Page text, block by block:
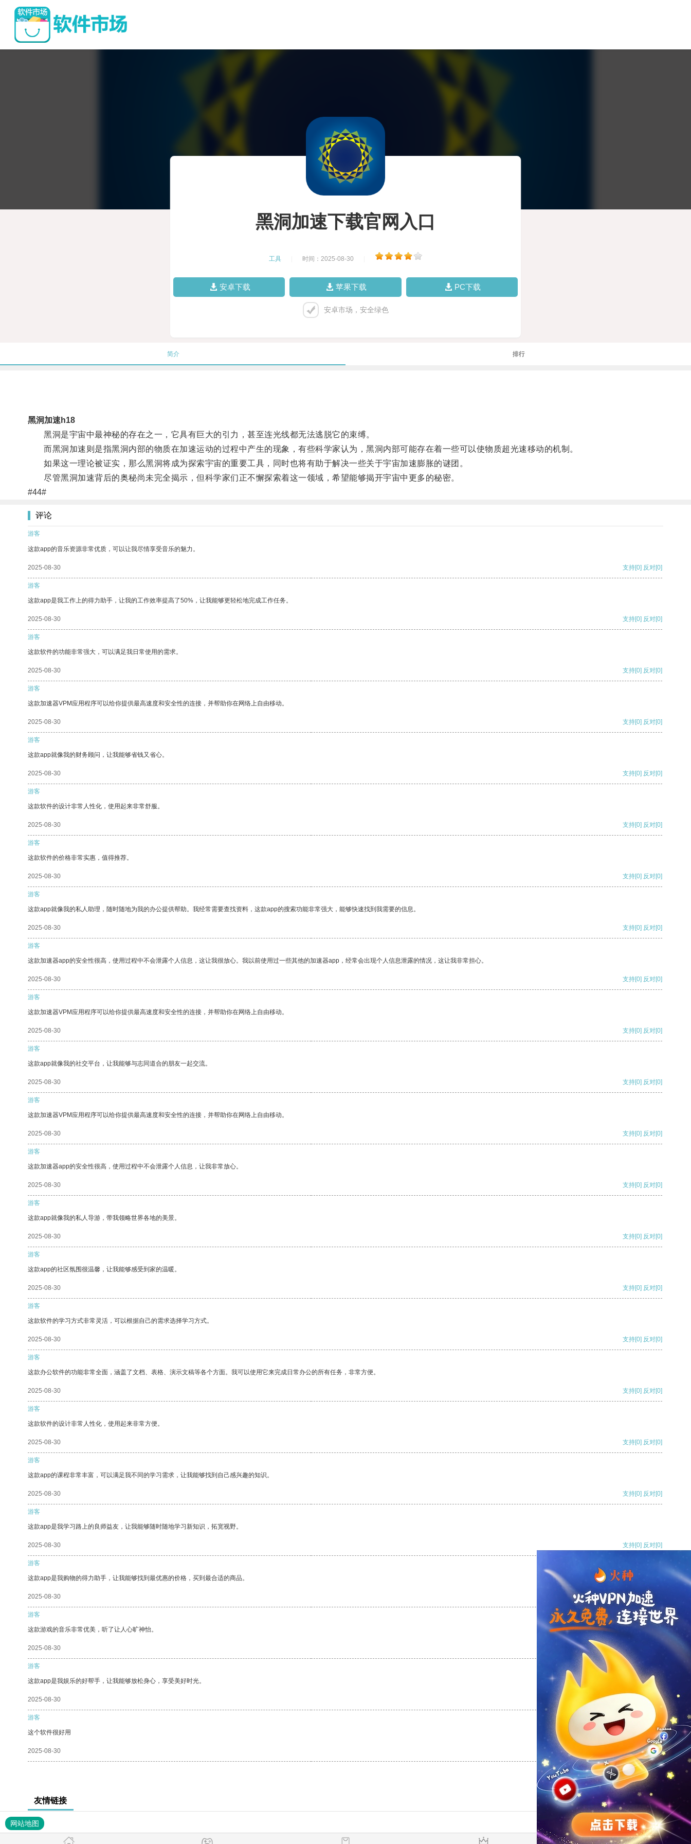
黑洞加速下载官网入口
工具 时间：2025-08-30
安卓下载 苹果下载 PC下载
安卓市场，安全绿色
简介 排行
黑洞加速h18
黑洞是宇宙中最神秘的存在之一，它具有巨大的引力，甚至连光线都无法逃脱它的束缚。
而黑洞加速则是指黑洞内部的物质在加速运动的过程中产生的现象，有些科学家认为，黑洞内部可能存在着一些可以使物质超光速移动的机制。
如果这一理论被证实，那么黑洞将成为探索宇宙的重要工具，同时也将有助于解决一些关于宇宙加速膨胀的谜团。
尽管黑洞加速背后的奥秘尚未完全揭示，但科学家们正不懈探索着这一领域，希望能够揭开宇宙中更多的秘密。
#44#
评论
游客
这款app的音乐资源非常优质，可以让我尽情享受音乐的魅力。
2025-08-30 支持[0] 反对[0]
游客
这款app是我工作上的得力助手，让我的工作效率提高了50%，让我能够更轻松地完成工作任务。
2025-08-30 支持[0] 反对[0]
游客
这款软件的功能非常强大，可以满足我日常使用的需求。
2025-08-30 支持[0] 反对[0]
游客
这款加速器VPM应用程序可以给你提供最高速度和安全性的连接，并帮助你在网络上自由移动。
2025-08-30 支持[0] 反对[0]
游客
这款app就像我的财务顾问，让我能够省钱又省心。
2025-08-30 支持[0] 反对[0]
游客
这款软件的设计非常人性化，使用起来非常舒服。
2025-08-30 支持[0] 反对[0]
游客
这款软件的价格非常实惠，值得推荐。
2025-08-30 支持[0] 反对[0]
游客
这款app就像我的私人助理，随时随地为我的办公提供帮助。我经常需要查找资料，这款app的搜索功能非常强大，能够快速找到我需要的信息。
2025-08-30 支持[0] 反对[0]
游客
这款加速器app的安全性很高，使用过程中不会泄露个人信息，这让我很放心。我以前使用过一些其他的加速器app，经常会出现个人信息泄露的情况，这让我非常担心。
2025-08-30 支持[0] 反对[0]
游客
这款加速器VPM应用程序可以给你提供最高速度和安全性的连接，并帮助你在网络上自由移动。
2025-08-30 支持[0] 反对[0]
游客
这款app就像我的社交平台，让我能够与志同道合的朋友一起交流。
2025-08-30 支持[0] 反对[0]
游客
这款加速器VPM应用程序可以给你提供最高速度和安全性的连接，并帮助你在网络上自由移动。
2025-08-30 支持[0] 反对[0]
游客
这款加速器app的安全性很高，使用过程中不会泄露个人信息，让我非常放心。
2025-08-30 支持[0] 反对[0]
游客
这款app就像我的私人导游，带我领略世界各地的美景。
2025-08-30 支持[0] 反对[0]
游客
这款app的社区氛围很温馨，让我能够感受到家的温暖。
2025-08-30 支持[0] 反对[0]
游客
这款软件的学习方式非常灵活，可以根据自己的需求选择学习方式。
2025-08-30 支持[0] 反对[0]
游客
这款办公软件的功能非常全面，涵盖了文档、表格、演示文稿等各个方面。我可以使用它来完成日常办公的所有任务，非常方便。
2025-08-30 支持[0] 反对[0]
游客
这款软件的设计非常人性化，使用起来非常方便。
2025-08-30 支持[0] 反对[0]
游客
这款app的课程非常丰富，可以满足我不同的学习需求，让我能够找到自己感兴趣的知识。
2025-08-30 支持[0] 反对[0]
游客
这款app是我学习路上的良师益友，让我能够随时随地学习新知识，拓宽视野。
2025-08-30 支持[0] 反对[0]
游客
这款app是我购物的得力助手，让我能够找到最优惠的价格，买到最合适的商品。
2025-08-30 支持[0] 反对
游客
这款游戏的音乐非常优美，听了让人心旷神怡。
2025-08-30 支持
游客
这款app是我娱乐的好帮手，让我能够放松身心，享受美好时光。
2025-08-30 反对 [0]
游客
这个软件很好用
2025-08-30 支持[0] 反对[0]
友情链接
网站地图